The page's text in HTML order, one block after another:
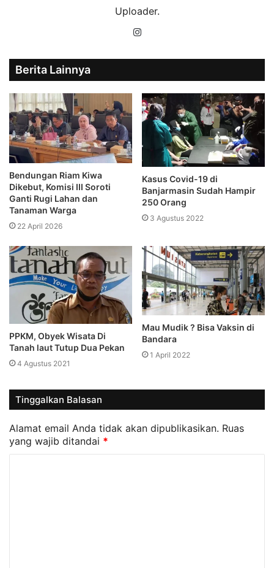
Uploader.
Instagram
Berita Lainnya
Bendungan Riam Kiwa
Dikebut, Komisi III Soroti
Ganti Rugi Lahan dan
Tanaman Warga
22 April 2026
Kasus Covid-19 di
Banjarmasin Sudah Hampir
250 Orang
3 Agustus 2022
PPKM, Obyek Wisata Di
Tanah laut Tutup Dua Pekan
4 Agustus 2021
Mau Mudik ? Bisa Vaksin di
Bandara
1 April 2022
Tinggalkan Balasan
Alamat email Anda tidak akan dipublikasikan. Ruas
yang wajib ditandai *